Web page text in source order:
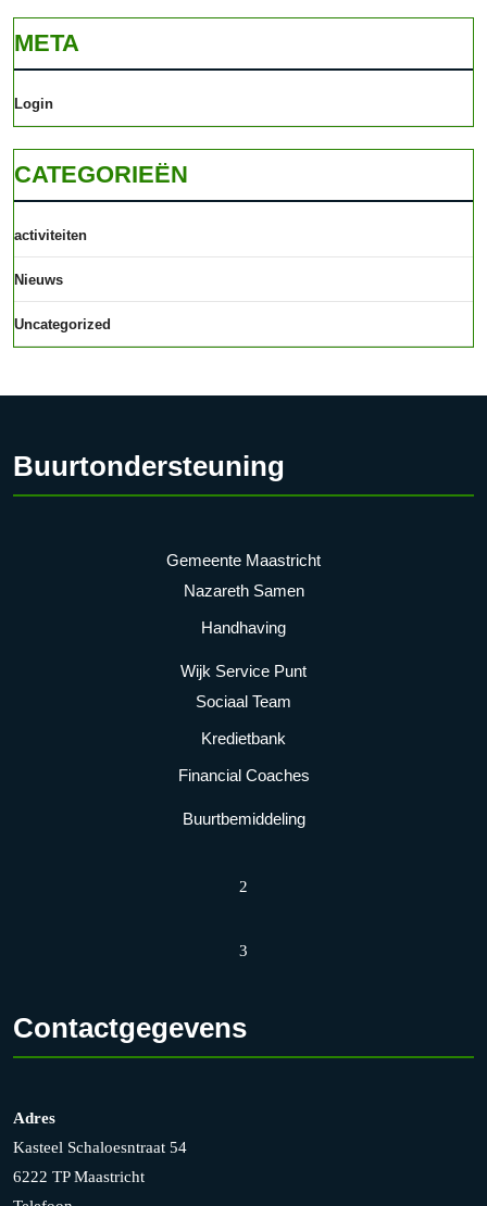
META
Login
CATEGORIEËN
activiteiten
Nieuws
Uncategorized
Buurtondersteuning
Gemeente Maastricht
Nazareth Samen
Handhaving
Wijk Service Punt
Sociaal Team
Kredietbank
Financial Coaches
Buurtbemiddeling
2
3
Contactgegevens
Adres
Kasteel Schaloesntraat 54
6222 TP Maastricht